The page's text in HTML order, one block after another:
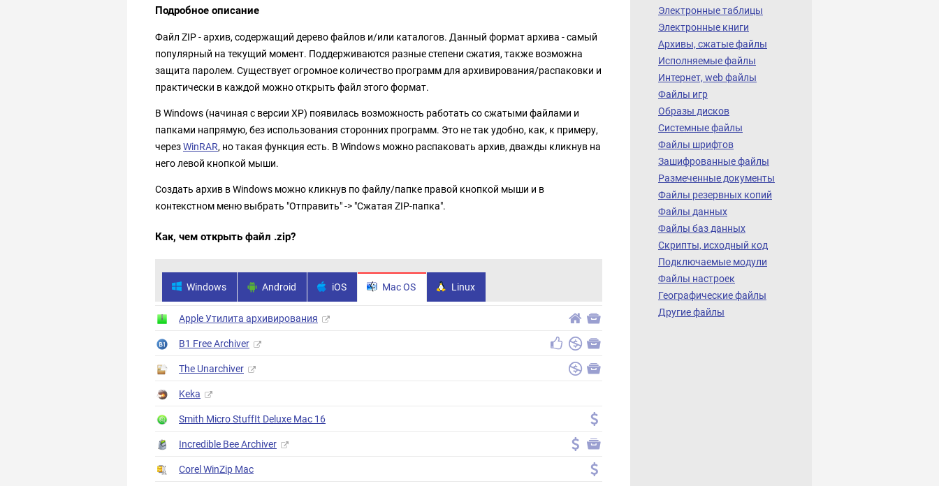
Подробное описание
Файл ZIP - архив, содержащий дерево файлов и/или каталогов. Данный формат архива - самый
популярный на текущий момент. Поддерживаются разные степени сжатия, также возможна
защита паролем. Существует огромное количество программ для архивирования/распаковки и
практически в каждой можно открыть файл этого формат.
В Windows (начиная с версии XP) появилась возможность работать со сжатыми файлами и
папками напрямую, без использования сторонних программ. Это не так удобно, как, к примеру,
черезWinRAR, но такая функция есть. В Windows можно распаковать архив, дважды кликнув на
него левой кнопкой мыши.
Создать архив в Windows можно кликнув по файлу/папке правой кнопкой мыши и в
контекстном меню выбрать "Отправить" -> "Сжатая ZIP-папка".
Как, чем открыть файл .zip?
Windows Android iOS Mac OS Linux
Apple Утилита архивирования
B1 Free Archiver
The Unarchiver
Keka
Smith Micro StuffIt Deluxe Mac 16
Incredible Bee Archiver
Corel WinZip Mac
Электронные таблицы
Электронные книги
Архивы, сжатые файлы
Исполняемые файлы
Интернет, web файлы
Файлы игр
Образы дисков
Системные файлы
Файлы шрифтов
Зашифрованные файлы
Размеченные документы
Файлы резервных копий
Файлы данных
Файлы баз данных
Скрипты, исходный код
Подключаемые модули
Файлы настроек
Географические файлы
Другие файлы